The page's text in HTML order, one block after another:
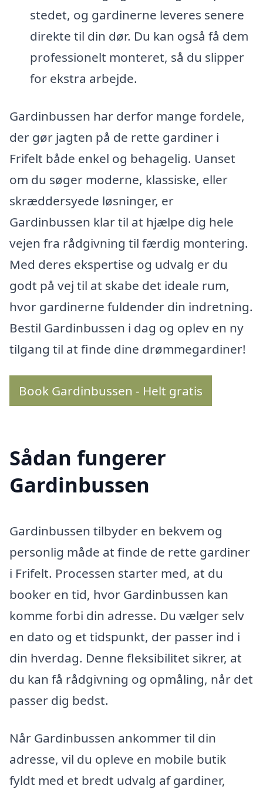
stedet, og gardinerne leveres senere
direkte til din dør. Du kan også få dem
professionelt monteret, så du slipper
for ekstra arbejde.
Gardinbussen har derfor mange fordele,
der gør jagten på de rette gardiner i
Frifelt både enkel og behagelig. Uanset
om du søger moderne, klassiske, eller
skræddersyede løsninger, er
Gardinbussen klar til at hjælpe dig hele
vejen fra rådgivning til færdig montering.
Med deres ekspertise og udvalg er du
godt på vej til at skabe det ideale rum,
hvor gardinerne fuldender din indretning.
Bestil Gardinbussen i dag og oplev en ny
tilgang til at finde dine drømmegardiner!
Book Gardinbussen - Helt gratis
Sådan fungerer
Gardinbussen
Gardinbussen tilbyder en bekvem og
personlig måde at finde de rette gardiner
i Frifelt. Processen starter med, at du
booker en tid, hvor Gardinbussen kan
komme forbi din adresse. Du vælger selv
en dato og et tidspunkt, der passer ind i
din hverdag. Denne fleksibilitet sikrer, at
du kan få rådgivning og opmåling, når det
passer dig bedst.
Når Gardinbussen ankommer til din
adresse, vil du opleve en mobile butik
fyldt med et bredt udvalg af gardiner,